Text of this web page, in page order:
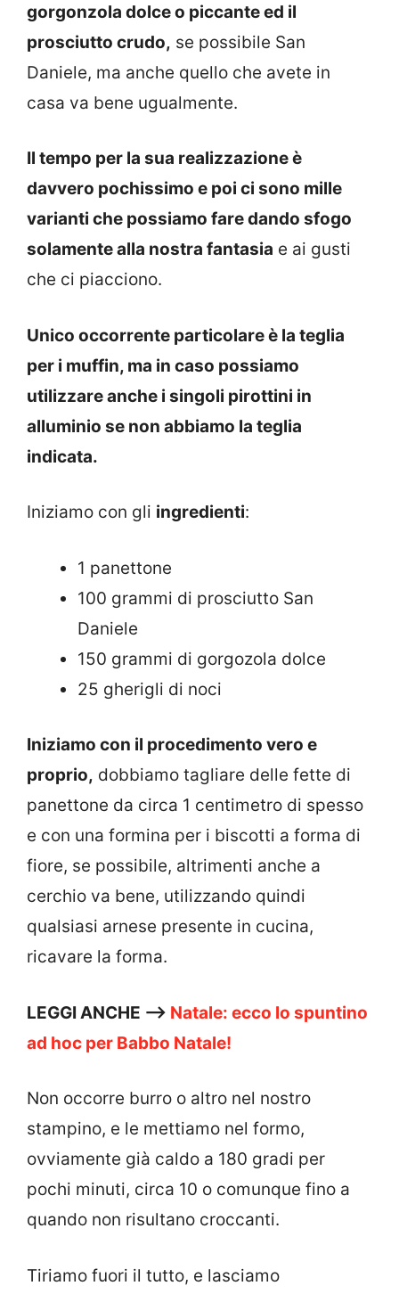
gorgonzola dolce o piccante ed il
prosciutto crudo, se possibile San
Daniele, ma anche quello che avete in
casa va bene ugualmente.
Il tempo per la sua realizzazione è
davvero pochissimo e poi ci sono mille
varianti che possiamo fare dando sfogo
solamente alla nostra fantasia e ai gusti
che ci piacciono.
Unico occorrente particolare è la teglia
per i muffin, ma in caso possiamo
utilizzare anche i singoli pirottini in
alluminio se non abbiamo la teglia
indicata.
Iniziamo con gli ingredienti:
1 panettone
100 grammi di prosciutto San
Daniele
150 grammi di gorgozola dolce
25 gherigli di noci
Iniziamo con il procedimento vero e
proprio, dobbiamo tagliare delle fette di
panettone da circa 1 centimetro di spesso
e con una formina per i biscotti a forma di
fiore, se possibile, altrimenti anche a
cerchio va bene, utilizzando quindi
qualsiasi arnese presente in cucina,
ricavare la forma.
LEGGI ANCHE —> Natale: ecco lo spuntino
ad hoc per Babbo Natale!
Non occorre burro o altro nel nostro
stampino, e le mettiamo nel formo,
ovviamente già caldo a 180 gradi per
pochi minuti, circa 10 o comunque fino a
quando non risultano croccanti.
Tiriamo fuori il tutto, e lasciamo